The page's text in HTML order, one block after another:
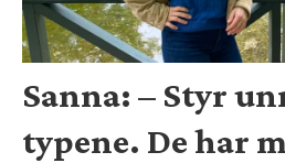
Sanna: – Styr
typene. De har